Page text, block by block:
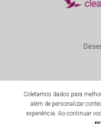
Todos os
Ginga Comércio de
14.747.549/0001-59 - Insc.
Coletamos dados para
além de personalizar
experiência. Ao continuar